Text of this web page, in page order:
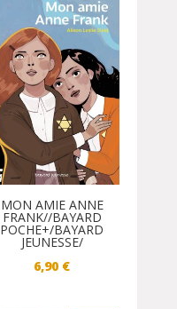
MON AMIE ANNE
FRANK//BAYARD
POCHE+/BAYARD
JEUNESSE/
6,90 €